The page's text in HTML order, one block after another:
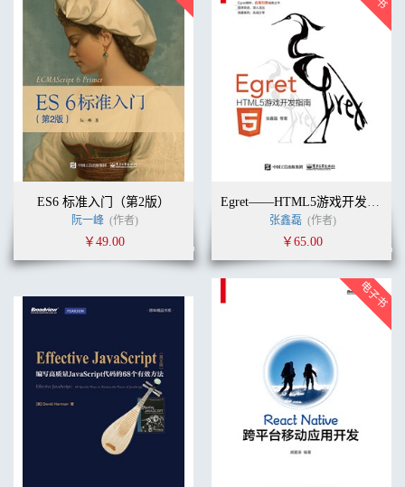
ES6 标准入门（第2版）
阮一峰 (作者)
￥49.00
Egret——HTML5游戏开发指南
张鑫磊 (作者)
￥65.00